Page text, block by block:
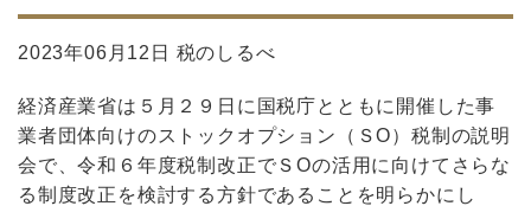
2023年06月12日 税のしるべ
経済産業省は５月２９日に国税庁とともに開催した事
業者団体向けのストックオプション（ＳО）税制の説明
会で、令和６年度税制改正でＳОの活用に向けてさらな
る制度改正を検討する方針であることを明らかにし